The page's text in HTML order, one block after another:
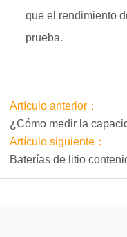
que el rendimiento
prueba.
Artículo anterior：
¿Cómo medir la
Artículo siguiente：
Baterías de litio
etiqueta